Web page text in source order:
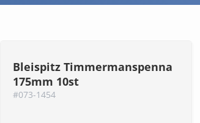
Bleispitz Timmermanspenna
175mm 10st
#073-1454